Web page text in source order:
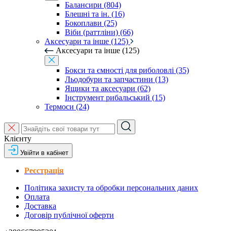
Балансири (804)
Блешні та ін. (16)
Бокоплави (25)
Віби (раттліни) (66)
Аксесуари та інше (125)
Аксесуари та інше (125)
Бокси та ємності для риболовлі (35)
Льодобури та запчастини (13)
Ящики та аксесуари (62)
Інструмент рибальський (15)
Термоси (24)
Клієнту
Увійти в кабінет
Реєстрація
Політика захисту та обробки персональних даних
Оплата
Доставка
Договір публічної оферти